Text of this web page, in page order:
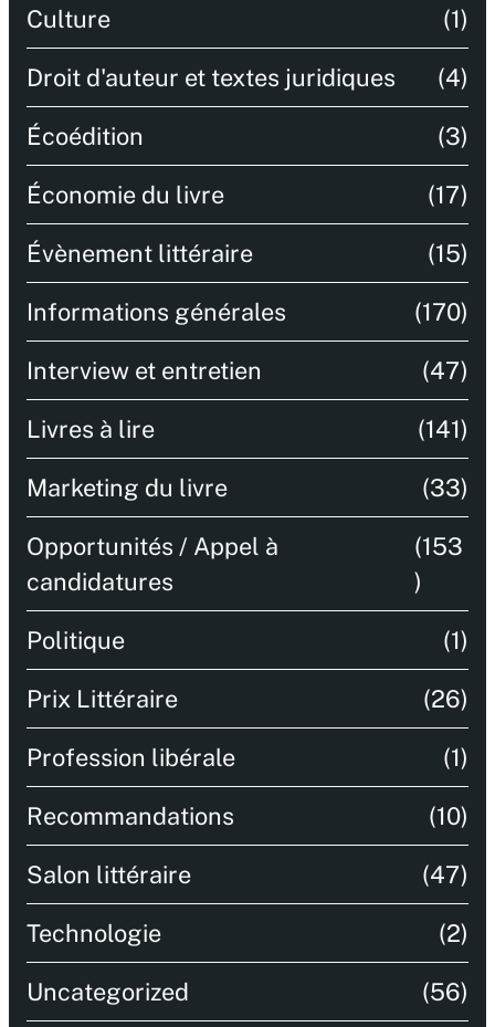
Culture (1)
Droit d'auteur et textes juridiques (4)
Écoédition (3)
Économie du livre (17)
Évènement littéraire (15)
Informations générales (170)
Interview et entretien (47)
Livres à lire (141)
Marketing du livre (33)
Opportunités / Appel à
candidatures
(153
)
Politique (1)
Prix Littéraire (26)
Profession libérale (1)
Recommandations (10)
Salon littéraire (47)
Technologie (2)
Uncategorized (56)